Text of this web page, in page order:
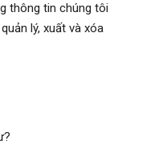
thông tin chúng tôi
lý, xuất và xóa